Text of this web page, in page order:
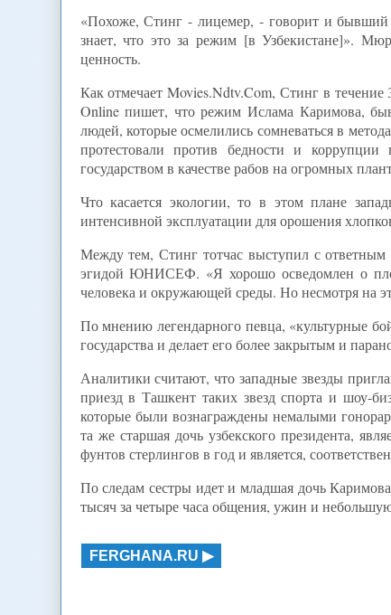
«Похоже, Стинг - лицемер, - говорит и
знает, что это за режим [в Узбекистане]».
ценность.
Как отмечает Movies.Ndtv.Com, Стинг в
Online пишет, что режим Ислама Каримова,
людей, которые осмелились сомневаться в
протестовали против бедности и
государством в качестве рабов на огромных
Что касается экологии, то в этом плане
интенсивной эксплуатации для орошения
Между тем, Стинг тотчас выступил с
эгидой ЮНИСЕФ. «Я хорошо осведомлен о
человека и окружающей среды. Но несмотря на
По мнению легендарного певца, «культурные
государства и делает его более закрытым и
Аналитики считают, что западные звезды
приезд в Ташкент таких звезд спорта и шоу-
которые были вознаграждены немалыми
та же старшая дочь узбекского президента,
фунтов стерлингов в год и является,
По следам сестры идет и младшая дочь
тысяч за четыре часа общения, ужин и
FERGHANA.RU